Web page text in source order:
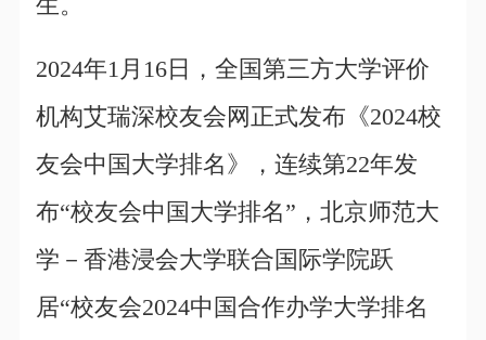
2024年1月16日，全国第三方大学评价
机构艾瑞深校友会网正式发布《2024校
友会中国大学排名》，连续第22年发
布“校友会中国大学排名”，北京师范大
学－香港浸会大学联合国际学院跃
居“校友会2024中国合作办学大学排名